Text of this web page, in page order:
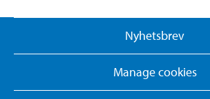
Nyhetsbrev
Manage cookies